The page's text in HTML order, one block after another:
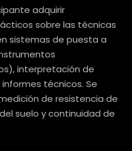
adquirir
sobre las técnicas
sistemas de puesta a
interpretación de
técnicos. Se
de resistencia de
suelo y continuidad de